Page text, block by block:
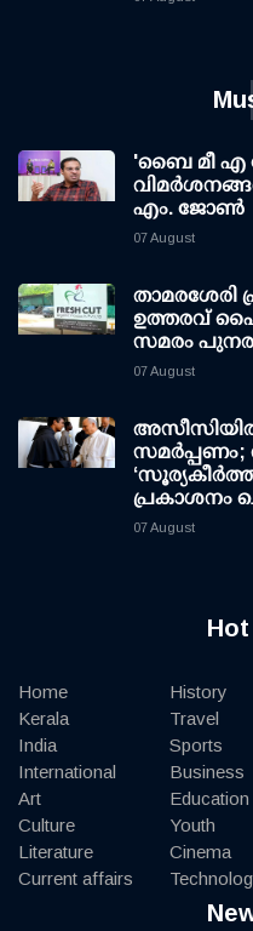
'ബൈ മീ എ
എം. ജോണ്‍
07 August
താമരശേരി
ഉത്തരവ്
സമരം
07 August
അസീസിയിൽ
സമർപ്പണം;
പ്രകാശനം
07 August
Home
Kerala
India
International
Art
Culture
Literature
Current affairs
History
Travel
Sports
Business
Education
Youth
Cinema